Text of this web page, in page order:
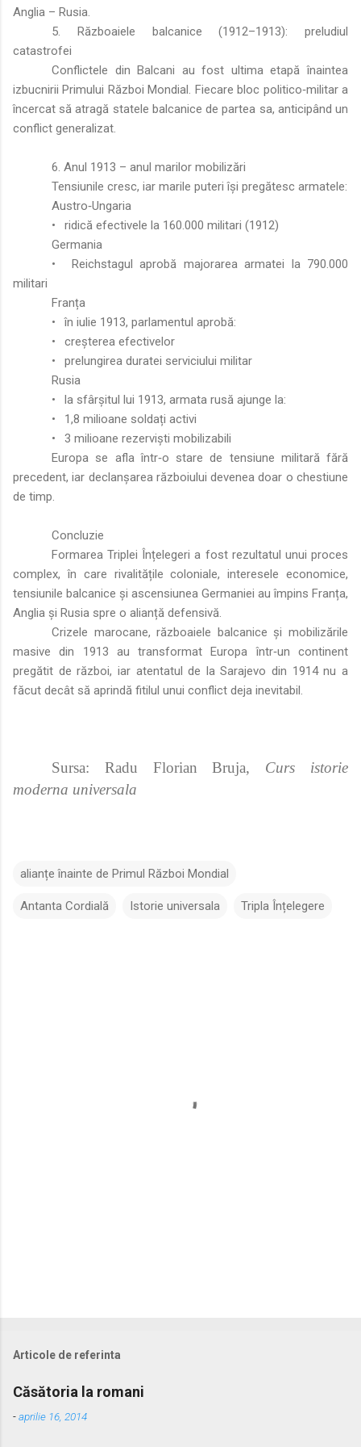
Anglia – Rusia.
5. Războaiele balcanice (1912–1913): preludiul
catastrofei
Conflictele din Balcani au fost ultima etapă înaintea
izbucnirii Primului Război Mondial. Fiecare bloc politico‑militar a
încercat să atragă statele balcanice de partea sa, anticipând un
conflict generalizat.
6. Anul 1913 – anul marilor mobilizări
Tensiunile cresc, iar marile puteri își pregătesc armatele:
Austro‑Ungaria
•
ridică efectivele la 160.000 militari (1912)
Germania
•
Reichstagul aprobă majorarea armatei la 790.000
militari
Franța
•
în iulie 1913, parlamentul aprobă:
•
creșterea efectivelor
•
prelungirea duratei serviciului militar
Rusia
•
la sfârșitul lui 1913, armata rusă ajunge la:
•
1,8 milioane soldați activi
•
3 milioane rezerviști mobilizabili
Europa se afla într‑o stare de tensiune militară fără
precedent, iar declanșarea războiului devenea doar o chestiune
de timp.
Concluzie
Formarea Triplei Înțelegeri a fost rezultatul unui proces
complex, în care rivalitățile coloniale, interesele economice,
tensiunile balcanice și ascensiunea Germaniei au împins Franța,
Anglia și Rusia spre o alianță defensivă.
Crizele marocane, războaiele balcanice și mobilizările
masive din 1913 au transformat Europa într‑un continent
pregătit de război, iar atentatul de la Sarajevo din 1914 nu a
făcut decât să aprindă fitilul unui conflict deja inevitabil.
Sursa: Radu Florian Bruja, Curs istorie
moderna universala
alianțe înainte de Primul Război Mondial
Antanta Cordială Istorie universala Tripla Înțelegere
Articole de referinta
Căsătoria la romani
-aprilie 16, 2014